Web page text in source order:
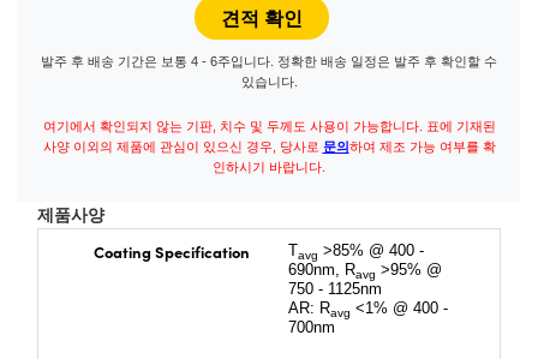
발주 후 배송 기간은 보통 4 - 6주입니다. 정확한 배송 일정은 발주 후 확인할 수
있습니다.
여기에서 확인되지 않는 기판, 치수 및 두께도 사용이 가능합니다. 표에 기재된
사양 이외의 제품에 관심이 있으신 경우, 당사로 문의하여 제조 가능 여부를 확
인하시기 바랍니다.
제품사양
Coating Specification Tavg >85% @ 400 -
690nm, Ravg >95% @
750 - 1125nm
AR: Ravg <1% @ 400 -
700nm